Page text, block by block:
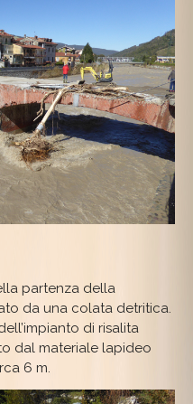
partenza della
da una colata detritica.
di risalita
dal materiale lapideo
6 m.